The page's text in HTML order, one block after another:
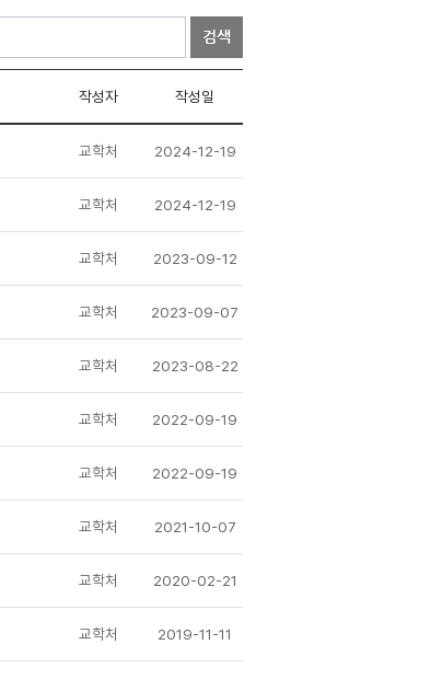
검색
작성자 작성일
교학처 2024-12-19
교학처 2024-12-19
교학처 2023-09-12
교학처 2023-09-07
교학처 2023-08-22
교학처 2022-09-19
교학처 2022-09-19
교학처 2021-10-07
교학처 2020-02-21
교학처 2019-11-11